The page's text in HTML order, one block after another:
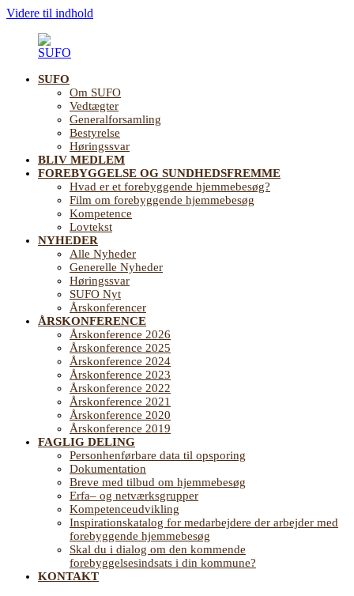
Videre til indhold
Landsforening
Sundhedsfremme
Forebyggelse
ældreområdet
SUFO
Om SUFO
Vedtægter
Generalforsamling
Bestyrelse
Høringssvar
BLIV MEDLEM
FOREBYGGELSE OG SUNDHEDSFREMME
Hvad er et forebyggende hjemmebesøg?
Film om forebyggende hjemmebesøg
Kompetence
Lovtekst
NYHEDER
Alle Nyheder
Generelle Nyheder
Høringssvar
SUFO Nyt
Årskonferencer
ÅRSKONFERENCE
Årskonference 2026
Årskonference 2025
Årskonference 2024
Årskonference 2023
Årskonference 2022
Årskonference 2021
Årskonference 2020
Årskonference 2019
FAGLIG DELING
Personhenførbare data til opsporing
Dokumentation
Breve med tilbud om hjemmebesøg
Erfa– og netværksgrupper
Kompetenceudvikling
Inspirationskatalog for medarbejdere der arbejder med
forebyggende hjemmebesøg
Skal du i dialog om den kommende
forebyggelsesindsats i din kommune?
KONTAKT